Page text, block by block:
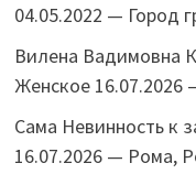
04.05.2022 — Город
Вилена Вадимовна
Женское
Сама Невинностьк
16.07.2026 — Рома,